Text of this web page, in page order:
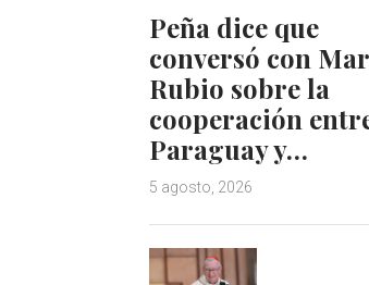
Peña dice que
conversó con
Rubio sobre la
cooperación
Paraguay y…
5 agosto, 2026